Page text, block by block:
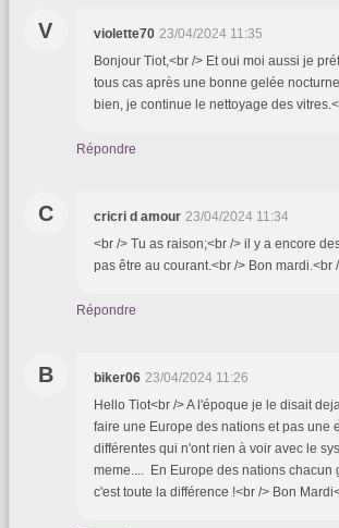
V violette70 23/04/2024 11:35
Bonjour Tiot,<br /> Et oui moi aussi je
tous cas après une bonne gelée
bien, je continue le nettoyage des
Répondre
C cricri d amour 23/04/2024 11:34
<br /> Tu as raison;<br /> il y a encore
pas être au courant.<br /> Bon mardi.<br
Répondre
B biker06 23/04/2024 11:26
Hello Tiot<br /> A l'époque je le disait
faire une Europe des nations et pas une
différentes qui n'ont rien à voir avec le
meme.... En Europe des nations chacun
c'est toute la différence !<br /> Bon